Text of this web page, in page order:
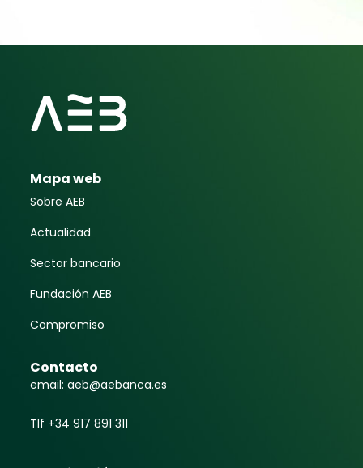
Mapa web
Sobre AEB
Actualidad
Sector bancario
Fundación AEB
Compromiso
Contacto
email: aeb@aebanca.es
Tlf +34 917 891 311